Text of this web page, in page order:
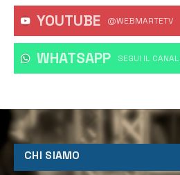
YOUTUBE @WEBMARTETV
WHATSAPP ‎SEGUI IL
CHI SIAMO